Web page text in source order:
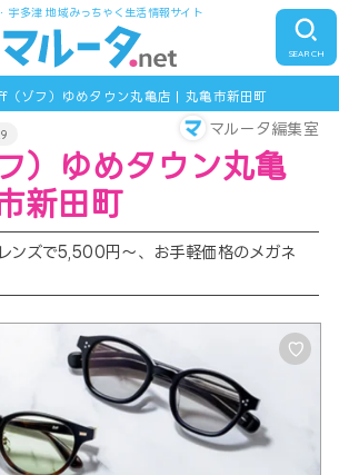
宇多津 地域みっちゃく生活情報サイト
SEARCH
（ゾフ）ゆめタウン丸亀店 | 丸亀市新田町
マルータ編集室
）ゆめタウン丸亀
新田町
ンズで5,500円～、お手軽価格のメガネ
♡